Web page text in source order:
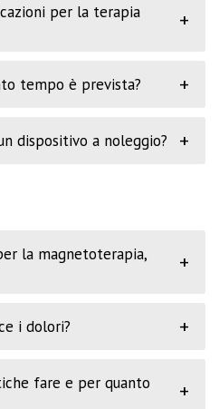
per la terapia
+
tempo è prevista? +
dispositivo a noleggio? +
la magnetoterapia,
+
i dolori? +
fare e per quanto
+